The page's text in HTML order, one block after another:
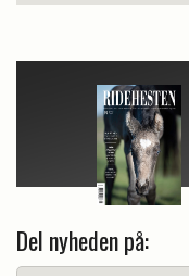
Del nyheden på: